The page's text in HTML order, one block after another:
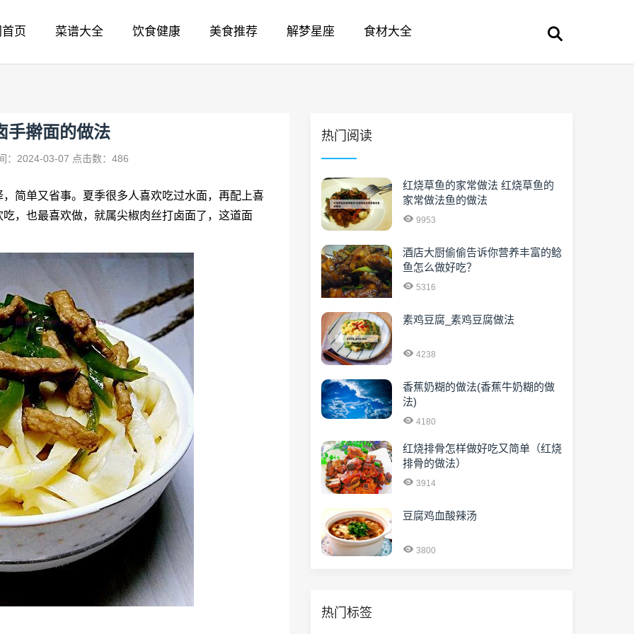
页 菜谱大全 饮食健康 美食推荐 解梦星座 食材大全
手擀面的做法
：2024-03-07 点击数：486
简单又省事。夏季很多人喜欢吃过水面，再配上喜
，也最喜欢做，就属尖椒肉丝打卤面了，这道面
热门阅读
红烧草鱼的家常做法 红烧草鱼的
家常做法鱼的做法
9953
酒店大厨偷偷告诉你营养丰富的鲶
鱼怎么做好吃？
5316
素鸡豆腐_素鸡豆腐做法
4238
香蕉奶糊的做法(香蕉牛奶糊的做
法)
4180
红烧排骨怎样做好吃又简单（红烧
排骨的做法）
3914
豆腐鸡血酸辣汤
3800
热门标签